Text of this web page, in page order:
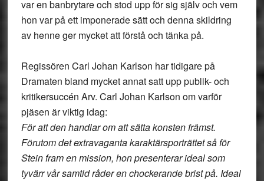
var en banbrytare och stod upp för sig själv och vem
hon var på ett imponerade sätt och denna skildring
av henne ger mycket att förstå och tänka på.
Regissören Carl Johan Karlson har tidigare på
Dramaten bland mycket annat satt upp publik- och
kritikersuccén Arv. Carl Johan Karlson om varför
pjäsen är viktig idag:
För att den handlar om att sätta konsten främst.
Förutom det extravaganta karaktärsporträttet så för
Stein fram en mission, hon presenterar ideal som
tyvärr vår samtid råder en chockerande brist på. Ideal